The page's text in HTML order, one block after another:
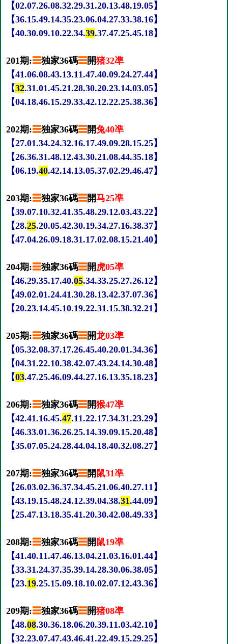
【02.07.26.08.32.29.31.20.13.48.19.05】
【36.15.49.14.35.23.06.04.27.33.38.16】
【40.30.09.10.22.34.39.37.47.25.45.18】
201期:☰独家36碼☰開猪32凖
【41.06.08.43.13.11.47.40.09.24.27.44】
【32.31.01.45.21.28.30.20.23.14.03.05】
【04.18.46.15.29.33.42.12.22.25.38.36】
202期:☰独家36碼☰開兔40凖
【27.01.34.24.32.16.17.49.09.28.15.25】
【26.36.31.48.12.43.30.21.08.44.35.18】
【06.19.40.42.14.13.05.37.02.29.46.47】
203期:☰独家36碼☰開马25凖
【39.07.10.32.41.35.48.29.12.03.43.22】
【28.25.20.05.42.30.19.34.27.16.38.37】
【47.04.26.09.18.31.17.02.08.15.21.40】
204期:☰独家36碼☰開虎05凖
【46.29.35.17.40.05.34.33.25.27.26.12】
【49.02.01.24.41.30.28.13.42.37.07.36】
【20.23.14.45.10.19.22.31.15.38.32.21】
205期:☰独家36碼☰開龙03凖
【05.32.08.37.17.26.45.40.20.01.34.36】
【04.31.22.10.38.42.07.43.24.14.30.48】
【03.47.25.46.09.44.27.16.13.35.18.23】
206期:☰独家36碼☰開猴47凖
【42.41.16.45.47.11.22.17.34.31.23.29】
【46.33.01.36.26.25.14.39.09.15.20.48】
【35.07.05.24.28.44.04.18.40.32.08.27】
207期:☰独家36碼☰開 鼠31凖
【26.03.02.36.37.34.45.21.06.40.27.11】
【43.19.15.48.24.12.39.04.38.31.44.09】
【25.47.13.18.35.41.20.30.42.08.49.33】
208期:☰独家36碼☰開 鼠19凖
【41.40.11.47.46.13.04.21.03.16.01.44】
【33.31.24.37.35.39.14.28.30.06.38.05】
【23.19.25.15.09.18.10.02.07.12.43.36】
209期:☰独家36碼☰開猪08凖
【48.08.30.36.18.06.20.39.11.03.42.10】
【32.23.07.47.43.46.41.22.49.15.29.25】